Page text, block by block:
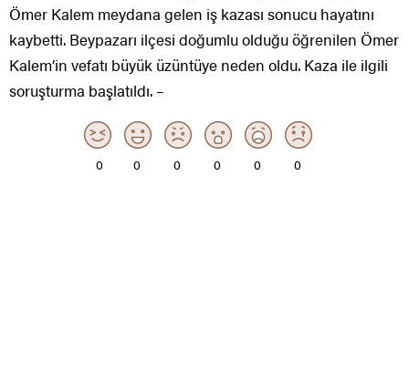
Ömer Kalem meydana gelen iş kazası sonucu hayatını
kaybetti. Beypazarı ilçesi doğumlu olduğu öğrenilen Ömer
Kalem’in vefatı büyük üzüntüye neden oldu. Kaza ile ilgili
soruşturma başlatıldı. –
0 0 0 0 0 0